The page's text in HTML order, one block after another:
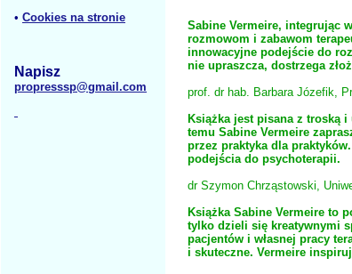
• Cookies na stronie
Napisz
propresssp@gmail.com
Sabine Vermeire, integrując
rozmowom i zabawom
innowacyjne podejście do
nie upraszcza, dostrzega
prof. dr hab. Barbara Józefik,
Książka jest pisana z troską i
temu Sabine Vermeire
przez praktyka dla
podejścia do psychoterapii.
dr Szymon Chrząstowski,
Książka Sabine Vermeire to
tylko dzieli się kreatywnymi
pacjentów i własnej pracy
i skuteczne. Vermeire